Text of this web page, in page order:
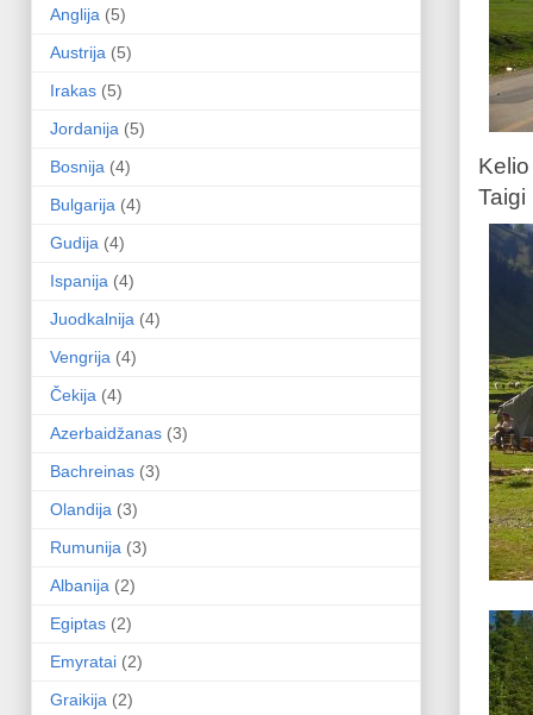
Anglija (5)
Austrija (5)
Irakas (5)
Jordanija (5)
Bosnija (4)
Bulgarija (4)
Gudija (4)
Ispanija (4)
Juodkalnija (4)
Vengrija (4)
Čekija (4)
Azerbaidžanas (3)
Bachreinas (3)
Olandija (3)
Rumunija (3)
Albanija (2)
Egiptas (2)
Emyratai (2)
Graikija (2)